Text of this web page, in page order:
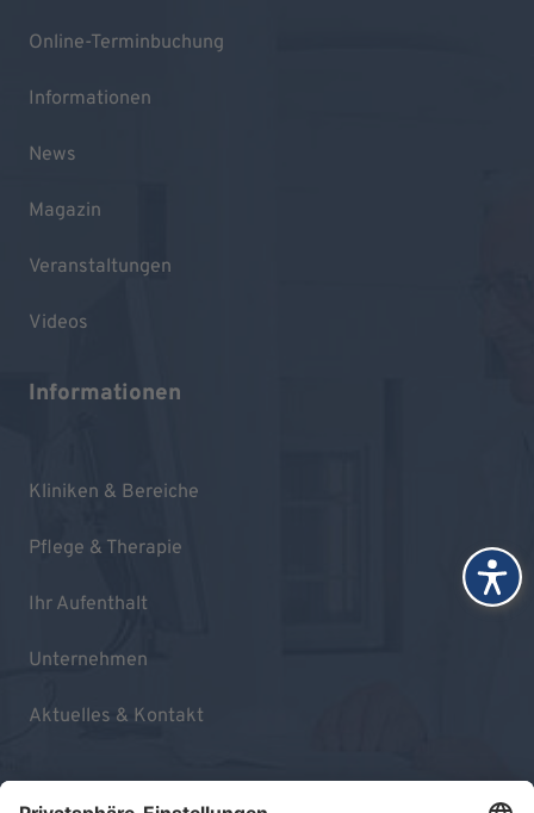
Online-Terminbuchung
Informationen
News
Magazin
Veranstaltungen
Videos
Informationen
Kliniken & Bereiche
Pflege & Therapie
Ihr Aufenthalt
Unternehmen
Aktuelles & Kontakt